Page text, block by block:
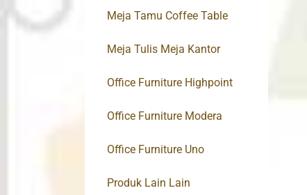
Meja Tamu Coffee Table
Meja Tulis Meja Kantor
Office Furniture Highpoint
Office Furniture Modera
Office Furniture Uno
Produk Lain Lain